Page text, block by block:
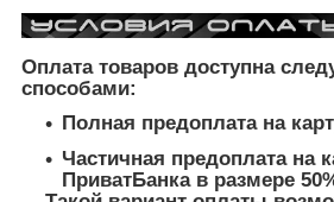
Оплата товаров доступна
способами:
Полная предоплата на
Частичная предоплата на
ПриватБанка в размере